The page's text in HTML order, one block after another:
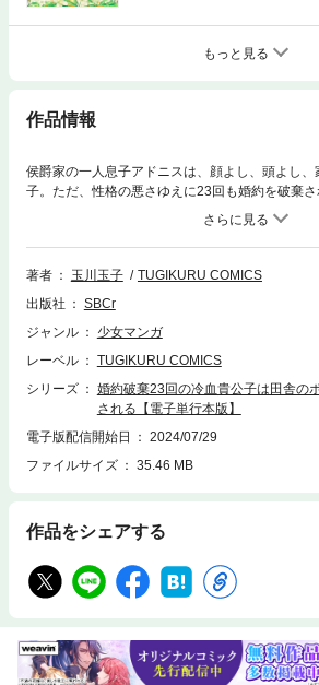
もっと見る
作品情報
侯爵家の一人息子アドニスは、顔よし、頭よし
子。ただ、性格の悪さゆえに23回も婚約を破棄さ
婚約破棄されないようにと、24番目のお相手に
嬢オフィーリア。ひたむきに自分らしく生きる彼
家の人々の心を溶かし、かけがえのない存在に
ドニスとオフィーリア2人の恋の行方は……！？
著者 玉川玉子
TUGIKURU COMICS
出版社
SBCr
ジャンル
少女マンガ
レーベル
TUGIKURU COMICS
シリーズ
婚約破棄23回の冷血貴公子は田舎の
される【電子単行本版】
電子版配信開始日
2024/07/29
ファイルサイズ
35.46 MB
作品をシェアする